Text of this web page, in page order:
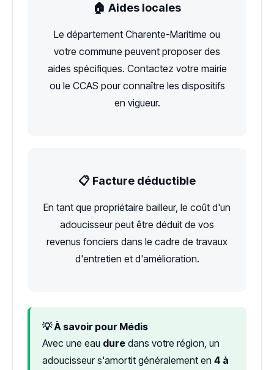
🏠 Aides locales
Le département Charente-Maritime ou
votre commune peuvent proposer des
aides spécifiques. Contactez votre mairie
ou le CCAS pour connaître les dispositifs
en vigueur.
📋 Facture déductible
En tant que propriétaire bailleur, le coût d'un
adoucisseur peut être déduit de vos
revenus fonciers dans le cadre de travaux
d'entretien et d'amélioration.
💡 À savoir pour Médis
Avec une eau dure dans votre région, un
adoucisseur s'amortit généralement en 4 à